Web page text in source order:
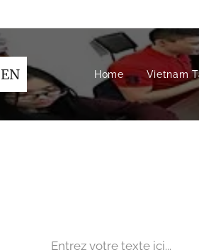
EN Home Vietnam
Entrez votre texte ici...